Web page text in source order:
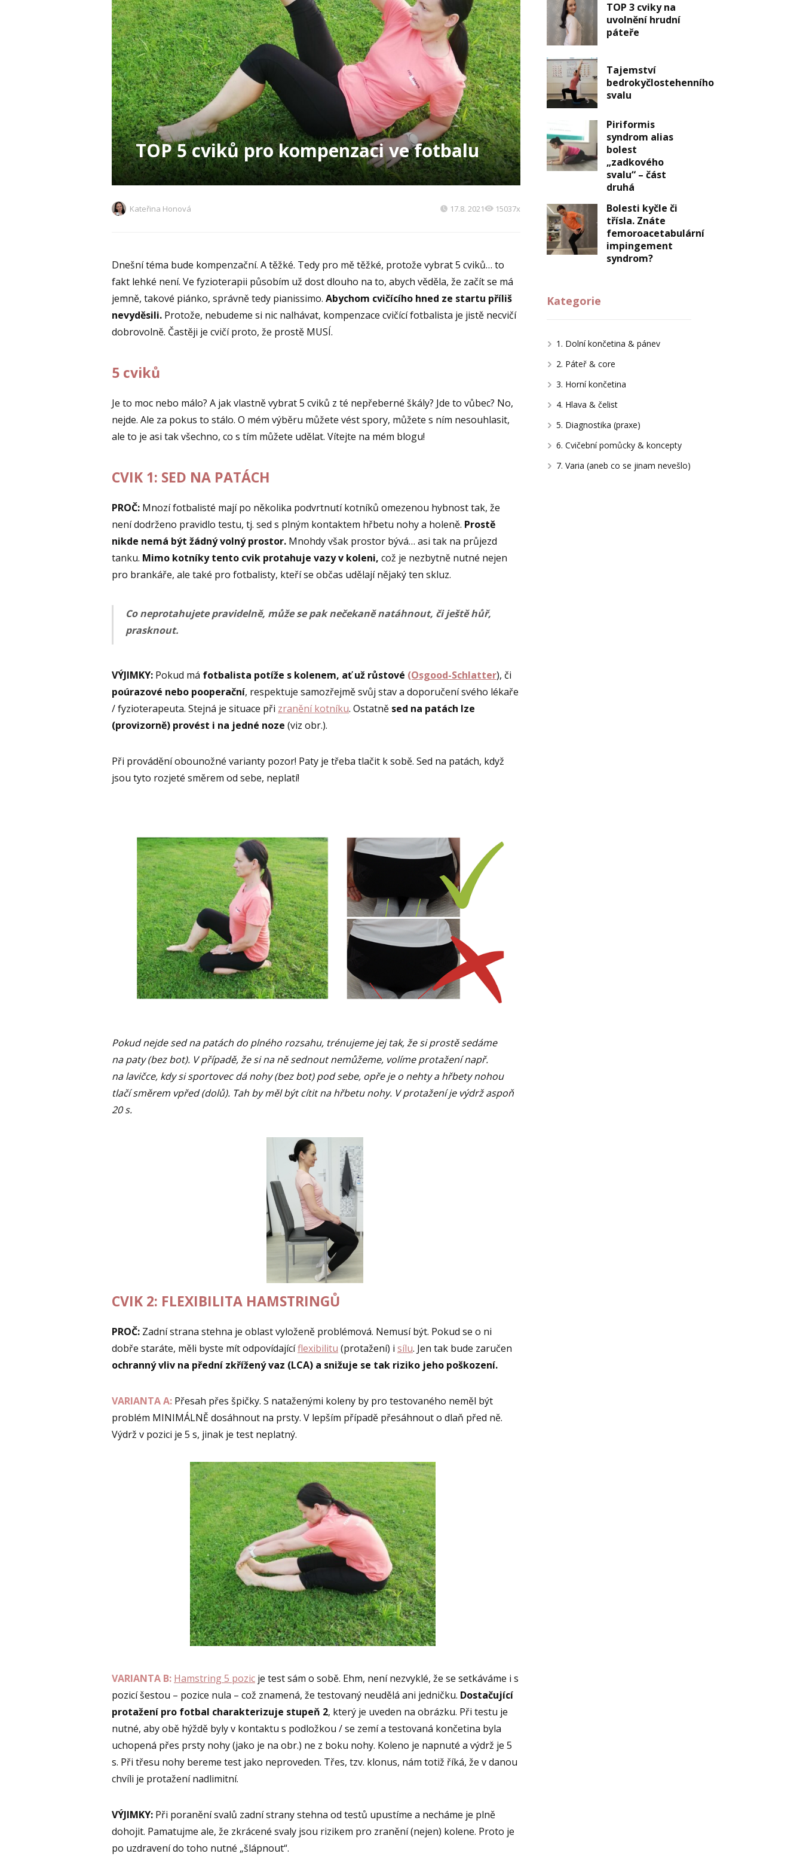
TOP 5 cviků pro kompenzaci ve fotbalu
Kateřina Honová 17.8. 2021 15037x
Dnešní téma bude kompenzační. A těžké. Tedy pro mě těžké, protože vybrat 5 cviků… to
fakt lehké není. Ve fyzioterapii působím už dost dlouho na to, abych věděla, že začít se má
jemně, takové piánko, správně tedy pianissimo. Abychom cvičícího hned ze startu příliš
nevyděsili. Protože, nebudeme si nic nalhávat, kompenzace cvičící fotbalista je jistě necvičí
dobrovolně. Častěji je cvičí proto, že prostě MUSÍ.
5 cviků
Je to moc nebo málo? A jak vlastně vybrat 5 cviků z té nepřeberné škály? Jde to vůbec? No,
nejde. Ale za pokus to stálo. O mém výběru můžete vést spory, můžete s ním nesouhlasit,
ale to je asi tak všechno, co s tím můžete udělat. Vítejte na mém blogu!
CVIK 1: SED NA PATÁCH
PROČ: Mnozí fotbalisté mají po několika podvrtnutí kotníků omezenou hybnost tak, že
není dodrženo pravidlo testu, tj. sed s plným kontaktem hřbetu nohy a holeně. Prostě
nikde nemá být žádný volný prostor. Mnohdy však prostor bývá… asi tak na průjezd
tanku. Mimo kotníky tento cvik protahuje vazy v koleni, což je nezbytně nutné nejen
pro brankáře, ale také pro fotbalisty, kteří se občas udělají nějaký ten skluz.
Co neprotahujete pravidelně, může se pak nečekaně natáhnout, či ještě hůř,
prasknout.
VÝJIMKY: Pokud má fotbalista potíže s kolenem, ať už růstové (Osgood-Schlatter), či
poúrazové nebo pooperační, respektuje samozřejmě svůj stav a doporučení svého lékaře
/ fyzioterapeuta. Stejná je situace při zranění kotníku. Ostatně sed na patách lze
(provizorně) provést i na jedné noze (viz obr.).
Při provádění obounožné varianty pozor! Paty je třeba tlačit k sobě. Sed na patách, když
jsou tyto rozjeté směrem od sebe, neplatí!
Pokud nejde sed na patách do plného rozsahu, trénujeme jej tak, že si prostě sedáme
na paty (bez bot). V případě, že si na ně sednout nemůžeme, volíme protažení např.
na lavičce, kdy si sportovec dá nohy (bez bot) pod sebe, opře je o nehty a hřbety nohou
tlačí směrem vpřed (dolů). Tah by měl být cítit na hřbetu nohy. V protažení je výdrž aspoň
20 s.
CVIK 2: FLEXIBILITA HAMSTRINGŮ
PROČ: Zadní strana stehna je oblast vyloženě problémová. Nemusí být. Pokud se o ni
dobře staráte, měli byste mít odpovídajícíflexibilitu (protažení) i sílu. Jen tak bude zaručen
ochranný vliv na přední zkřížený vaz (LCA) a snižuje se tak riziko jeho poškození.
VARIANTA A: Přesah přes špičky. S nataženými koleny by pro testovaného neměl být
problém MINIMÁLNĚ dosáhnout na prsty. V lepším případě přesáhnout o dlaň před ně.
Výdrž v pozici je 5 s, jinak je test neplatný.
VARIANTA B: Hamstring 5 pozic je test sám o sobě. Ehm, není nezvyklé, že se setkáváme i s
pozicí šestou – pozice nula – což znamená, že testovaný neudělá ani jedničku. Dostačující
protažení pro fotbal charakterizuje stupeň 2, který je uveden na obrázku. Při testu je
nutné, aby obě hýždě byly v kontaktu s podložkou / se zemí a testovaná končetina byla
uchopená přes prsty nohy (jako je na obr.) ne z boku nohy. Koleno je napnuté a výdrž je 5
s. Při třesu nohy bereme test jako neproveden. Třes, tzv. klonus, nám totiž říká, že v danou
chvíli je protažení nadlimitní.
VÝJIMKY: Při poranění svalů zadní strany stehna od testů upustíme a necháme je plně
dohojit. Pamatujme ale, že zkrácené svaly jsou rizikem pro zranění (nejen) kolene. Proto je
po uzdravení do toho nutné „šlápnout“.
TOP 3 cviky na
uvolnění hrudní
páteře
Tajemství
bedrokyčlostehenního
svalu
Piriformis
syndrom alias
bolest
„zadkového
svalu“ – část
druhá
Bolesti kyčle či
třísla. Znáte
femoroacetabulární
impingement
syndrom?
Kategorie
1. Dolní končetina & pánev
2. Páteř & core
3. Horní končetina
4. Hlava & čelist
5. Diagnostika (praxe)
6. Cvičební pomůcky & koncepty
7. Varia (aneb co se jinam nevešlo)